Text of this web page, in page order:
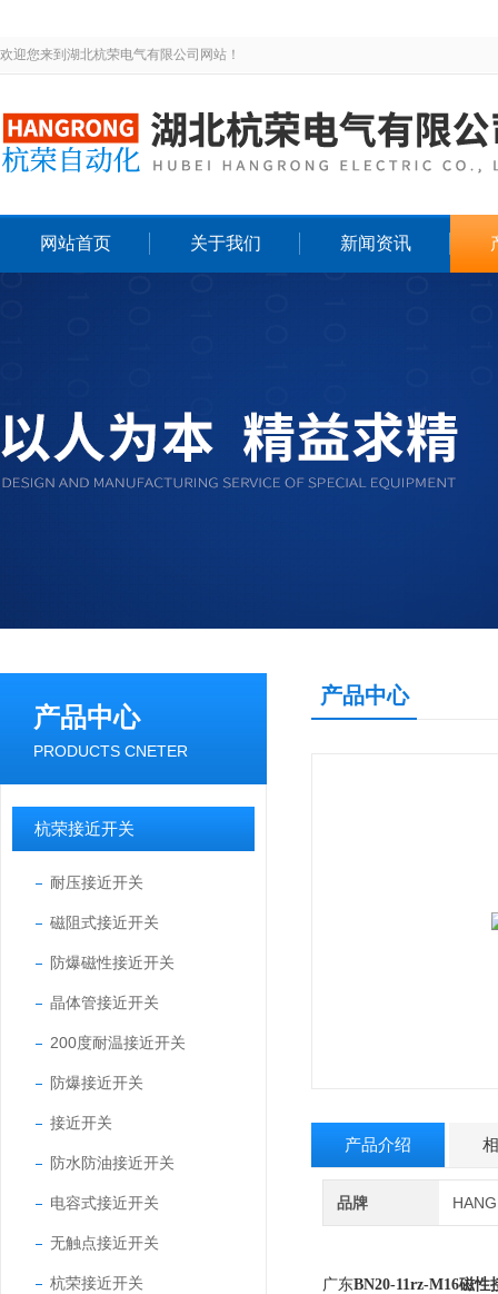
欢迎您来到湖北杭荣电气有限公司网站！
网站首页 关于我们 新闻资讯
产品中心
PRODUCTS CNETER
杭荣接近开关
耐压接近开关
磁阻式接近开关
防爆磁性接近开关
晶体管接近开关
200度耐温接近开关
防爆接近开关
接近开关
防水防油接近开关
电容式接近开关
无触点接近开关
杭荣接近开关
产品中心
产品介绍
品牌
广东BN20-11rz-M16磁性